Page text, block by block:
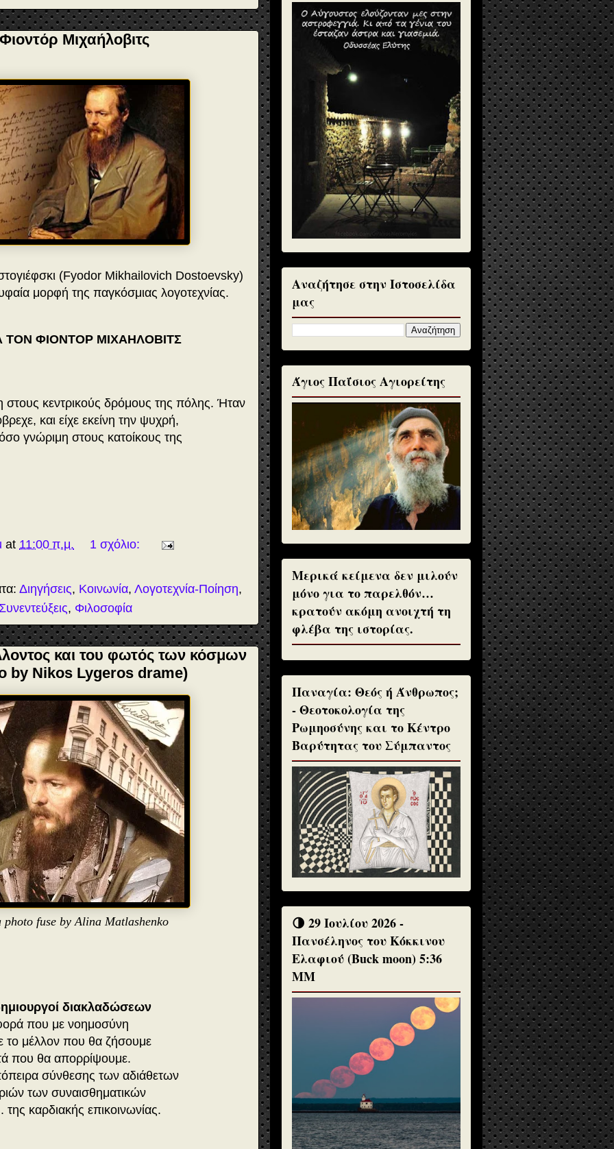
Μιχαήλοβιτς
(Fyodor Mikhailovich Dostoevsky)
μορφή της παγκόσμιας λογοτεχνίας.
ΦΙΟΝΤΟΡ ΜΙΧΑΗΛΟΒΙΤΣ
κεντρικούς δρόμους της πόλης. Ήταν
και είχε εκείνη την ψυχρή,
γνώριμη στους κατοίκους της
at 11:00 π.μ. 1 σχόλιο:
Διηγήσεις, Κοινωνία, Λογοτεχνία-Ποίηση,
Συνεντεύξεις, Φιλοσοφία
και του φωτός των κόσμων
by Nikos Lygeros drame)
fuse by Alina Matlashenko
διακλαδώσεων
που με νοημοσύνη
το μέλλον που θα ζήσουμε
που θα απορρίψουμε.
σύνθεσης των αδιάθετων
των συναισθηματικών
καρδιακής επικοινωνίας.
Αναζήτησε στην Ιστοσελίδα
μας
Άγιος Παΐσιος Αγιορείτης
Μερικά κείμενα δεν μιλούν
μόνο για το παρελθόν…
κρατούν ακόμη ανοιχτή τη
φλέβα της ιστορίας.
Παναγία: Θεός ή Άνθρωπος;
- Θεοτοκολογία της
Ρωμηοσύνης και το Κέντρο
Βαρύτητας του Σύμπαντος
🌗 29 Ιουλίου 2026 -
Πανσέληνος του Κόκκινου
Ελαφιού (Buck moon) 5:36
ΜΜ